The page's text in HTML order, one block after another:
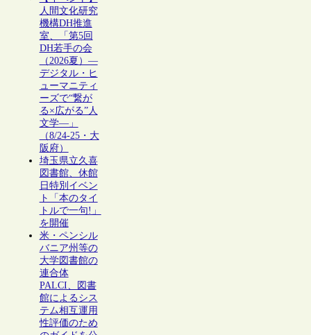
人間文化研究
機構DH推進
室、「第5回
DH若手の会
（2026夏）―
デジタル・ヒ
ューマニティ
ーズで“繋が
る×広がる”人
文学―」
（8/24-25・大
阪府）
埼玉県立久喜
図書館、休館
日特別イベン
ト「本のタイ
トルで一句!」
を開催
米・ペンシル
バニア州等の
大学図書館の
連合体
PALCI、図書
館によるシス
テム相互運用
性評価のため